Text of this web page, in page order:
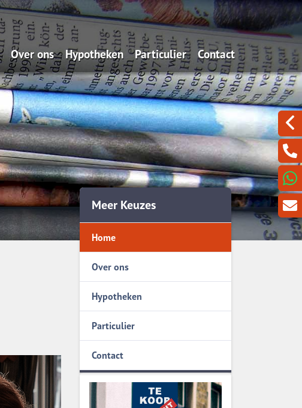
Over ons
Wat doen wij?
Hypotheekadvies
Verzekeren
Sparen
Dát bedoelen we nou met
ontzorgen
Hypotheken
Oeps, een hypotheek (filmpje)
Actuele rentes
Renteverwachting
Bereken jouw maximum
Bereken de maandlasten
Is oversluiten voordelig?
Vraag hier een offerte
Hypotheekvormen
Stappenplan
8 Tips
Particulier
Schade melden
Verzekeren
Sparen
Contact
Een berichtje sturen?
Even met ons
Meer Keuzes
Home
Over ons
Hypotheken
Particulier
Contact